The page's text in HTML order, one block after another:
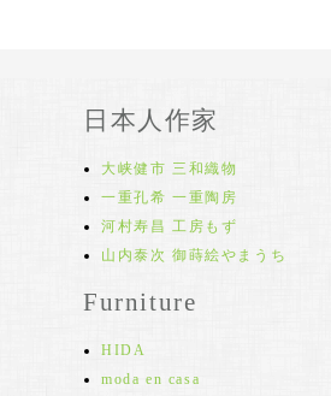
日本人作家
大峡健市 三和織物
一重孔希 一重陶房
河村寿昌 工房もず
山内泰次 御蒔絵やまうち
Furniture
HIDA
moda en casa